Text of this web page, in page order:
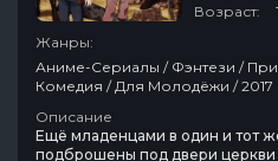
Возраст:
Жанры:
Аниме-Сериалы / Фэнтези /
Комедия / Для Молодёжи / 2017
Описание
Ещё младенцами в один и тот
подброшены под двери